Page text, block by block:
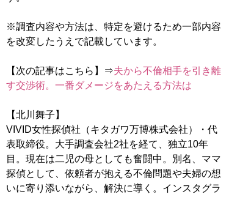
※調査内容や方法は、特定を避けるため一部内容
を改変したうえで記載しています。
【次の記事はこちら】⇒夫から不倫相手を引き離
す交渉術。一番ダメージをあたえる方法は
【北川舞子】
VIVID女性探偵社（キタガワ万博株式会社）・代
表取締役。大手調査会社2社を経て、独立10年
目。現在は二児の母としても奮闘中。別名、ママ
探偵として、依頼者が抱える不倫問題や夫婦の想
いに寄り添いながら、解決に導く。インスタグラ